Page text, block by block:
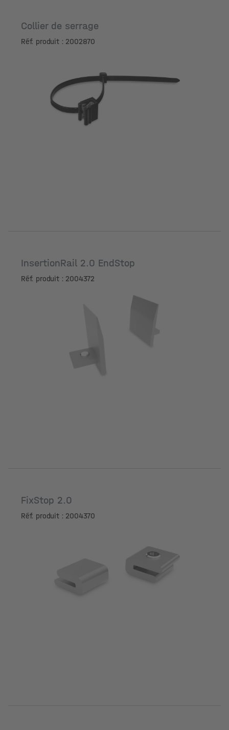
Collier de serrage
Réf. produit : 2002870
InsertionRail 2.0 EndStop
Réf. produit : 2004372
FixStop 2.0
Réf. produit : 2004370